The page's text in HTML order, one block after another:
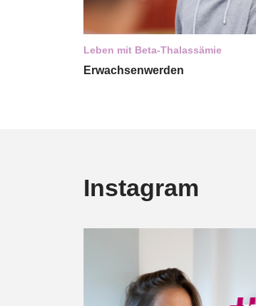
Leben mit Beta-Thalassämie
Erwachsenwerden
Instagram